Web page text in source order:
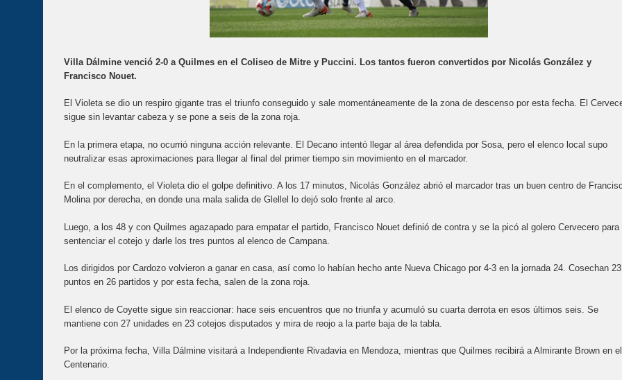
Villa Dálmine venció 2-0 a Quilmes en el Coliseo de Mitre y Puccini. Los tantos fueron convertidos por Nicolás González y
Francisco Nouet.
El Violeta se dio un respiro gigante tras el triunfo conseguido y sale momentáneamente de la zona de descenso por esta fecha. El
sigue sin levantar cabeza y se pone a seis de la zona roja.
En la primera etapa, no ocurrió ninguna acción relevante. El Decano intentó llegar al área defendida por Sosa, pero el elenco local supo
neutralizar esas aproximaciones para llegar al final del primer tiempo sin movimiento en el marcador.
En el complemento, el Violeta dio el golpe definitivo. A los 17 minutos, Nicolás González abrió el marcador tras un buen centro de
Molina por derecha, en donde una mala salida de Glellel lo dejó solo frente al arco.
Luego, a los 48 y con Quilmes agazapado para empatar el partido, Francisco Nouet definió de contra y se la picó al golero Cervecero para
sentenciar el cotejo y darle los tres puntos al elenco de Campana.
Los dirigidos por Cardozo volvieron a ganar en casa, así como lo habían hecho ante Nueva Chicago por 4-3 en la jornada 24. Cosechan 23
puntos en 26 partidos y por esta fecha, salen de la zona roja.
El elenco de Coyette sigue sin reaccionar: hace seis encuentros que no triunfa y acumuló su cuarta derrota en esos últimos seis. Se
mantiene con 27 unidades en 23 cotejos disputados y mira de reojo a la parte baja de la tabla.
Por la próxima fecha, Villa Dálmine visitará a Independiente Rivadavia en Mendoza, mientras que Quilmes recibirá a Almirante Brown en el
Centenario.